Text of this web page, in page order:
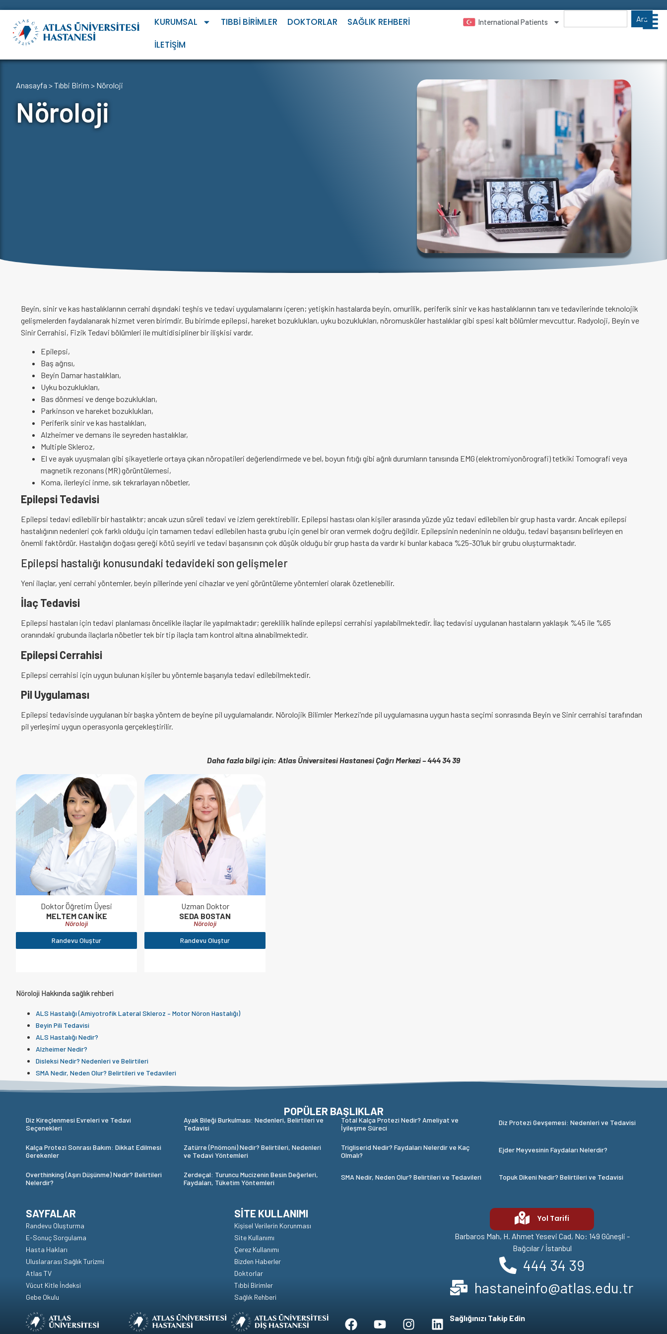
KURUMSAL TIBBI BIRIMLER DOKTORLAR
SAĞLIK REHBERI
İLETIŞIM
International Patients Ara
Anasayfa >Tıbbi Birim > Nöroloji
Nöroloji
Beyin, sinir ve kas hastalıklarının cerrahi dışındaki teşhis ve tedavi uygulamalarını içeren; yetişkin hastalarda beyin, omurilik, periferik sinir ve kas hastalıklarının tanı ve tedavilerinde teknolojik
gelişmelerden faydalanarak hizmet veren birimdir. Bu birimde epilepsi, hareket bozuklukları, uyku bozuklukları, nöromusküler hastalıklar gibi spesi kalt bölümler mevcuttur. Radyoloji, Beyin ve
Sinir Cerrahisi, Fizik Tedavi bölümleri ile multidisipliner bir ilişkisi vardır.
Epilepsi,
Baş ağrısı,
Beyin Damar hastalıkları,
Uyku bozuklukları,
Bas dönmesi ve denge bozuklukları,
Parkinson ve hareket bozuklukları,
Periferik sinir ve kas hastalıkları,
Alzheimer ve demans ile seyreden hastalıklar,
Multiple Skleroz,
El ve ayak uyuşmaları gibi şikayetlerle ortaya çıkan nöropatileri değerlendirmede ve bel, boyun fıtığı gibi ağrılı durumların tanısında EMG (elektromiyonörografi) tetkiki Tomografi veya
magnetik rezonans (MR) görüntülemesi,
Koma, ilerleyici inme, sık tekrarlayan nöbetler,
Epilepsi Tedavisi
Epilepsi tedavi edilebilir bir hastalıktır; ancak uzun süreli tedavi ve izlem gerektirebilir. Epilepsi hastası olan kişiler arasında yüzde yüz tedavi edilebilen bir grup hasta vardır. Ancak epilepsi
hastalığının nedenleri çok farklı olduğu için tamamen tedavi edilebilen hasta grubu için genel bir oran vermek doğru değildir. Epilepsinin nedeninin ne olduğu, tedavi başarısını belirleyen en
önemli faktördür. Hastalığın doğası gereği kötü seyirli ve tedavi başarısının çok düşük olduğu bir grup hasta da vardır ki bunlar kabaca %25-30’luk bir grubu oluşturmaktadır.
Epilepsi hastalığı konusundaki tedavideki son gelişmeler
Yeni ilaçlar, yeni cerrahi yöntemler, beyin pillerinde yeni cihazlar ve yeni görüntüleme yöntemleri olarak özetlenebilir.
İlaç Tedavisi
Epilepsi hastaları için tedavi planlaması öncelikle ilaçlar ile yapılmaktadır; gereklilik halinde epilepsi cerrahisi yapılabilmektedir. İlaç tedavisi uygulanan hastaların yaklaşık %45 ile %65
oranındaki grubunda ilaçlarla nöbetler tek bir tip ilaçla tam kontrol altına alınabilmektedir.
Epilepsi Cerrahisi
Epilepsi cerrahisi için uygun bulunan kişiler bu yöntemle başarıyla tedavi edilebilmektedir.
Pil Uygulaması
Epilepsi tedavisinde uygulanan bir başka yöntem de beyine pil uygulamalarıdır. Nörolojik Bilimler Merkezi’nde pil uygulamasına uygun hasta seçimi sonrasında Beyin ve Sinir cerrahisi tarafından
pil yerleşimi uygun operasyonla gerçekleştirilir.
Daha fazla bilgi için: Atlas Üniversitesi Hastanesi Çağrı Merkezi – 444 34 39
Doktor Öğretim Üyesi
MELTEM CAN İKE
Nöroloji
Randevu Oluştur
Uzman Doktor
SEDA BOSTAN
Nöroloji
Randevu Oluştur
Nöroloji Hakkında sağlık rehberi
ALS Hastalığı (Amiyotrofik Lateral Skleroz – Motor Nöron Hastalığı)
Beyin Pili Tedavisi
ALS Hastalığı Nedir?
Alzheimer Nedir?
Disleksi Nedir? Nedenleri ve Belirtileri
SMA Nedir, Neden Olur? Belirtileri ve Tedavileri
POPÜLER BAŞLIKLAR
Diz Kireçlenmesi Evreleri ve Tedavi
Seçenekleri
Ayak Bileği Burkulması: Nedenleri, Belirtileri ve
Tedavisi
Total Kalça Protezi Nedir? Ameliyat ve
İyileşme Süreci
Diz Protezi Gevşemesi: Nedenleri ve Tedavisi
Kalça Protezi Sonrası Bakım: Dikkat Edilmesi
Gerekenler
Zatürre (Pnömoni) Nedir? Belirtileri, Nedenleri
ve Tedavi Yöntemleri
Trigliserid Nedir? Faydaları Nelerdir ve Kaç
Olmalı?
Ejder Meyvesinin Faydaları Nelerdir?
Overthinking (Aşırı Düşünme) Nedir? Belirtileri
Nelerdir?
Zerdeçal: Turuncu Mucizenin Besin Değerleri,
Faydaları, Tüketim Yöntemleri
SMA Nedir, Neden Olur? Belirtileri ve Tedavileri Topuk Dikeni Nedir? Belirtileri ve Tedavisi
SAYFALAR
Randevu Oluşturma
E-Sonuç Sorgulama
Hasta Hakları
Uluslararası Sağlık Turizmi
Atlas TV
Vücut Kitle İndeksi
Gebe Okulu
SITE KULLANIMI
Kişisel Verilerin Korunması
Site Kullanımı
Çerez Kullanımı
Bizden Haberler
Doktorlar
Tıbbi Birimler
Sağlık Rehberi
Yol Tarifi
Barbaros Mah, H. Ahmet Yesevi Cad, No: 149 Güneşli -
Bağcılar / İstanbul
444 34 39
hastaneinfo@atlas.edu.tr
Sağlığınızı Takip Edin